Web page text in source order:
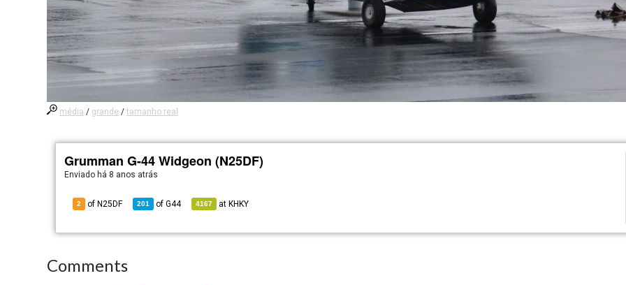
média / grande /tamanho real
Grumman G-44 Widgeon (N25DF)
Enviado há 8 anos atrás
2 of N25DF 201 ofG44 4167 at KHKY
Comments